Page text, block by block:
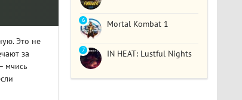
Это не
за
мчись
Mortal Kombat 1
6
IN HEAT: Lustful Nights
7